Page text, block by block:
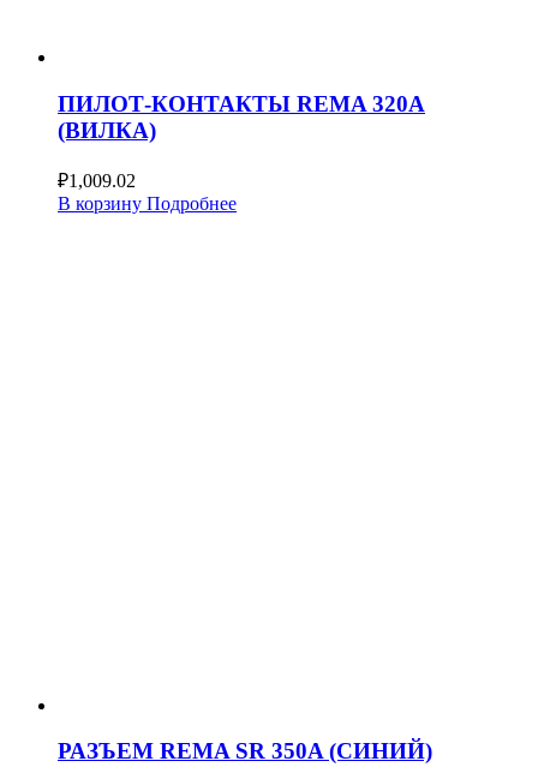
ПИЛОТ-КОНТАКТЫ REMA 320А
(ВИЛКА)
₽1,009.02
В корзину Подробнее
РАЗЪЕМ REMA SR 350A (СИНИЙ)